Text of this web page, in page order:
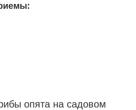
опята на садовом